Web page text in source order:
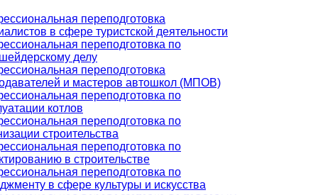
переподготовка
в сфере туристской деятельности
переподготовка по
делу
переподготовка
и мастеров автошкол (МПОВ)
переподготовка по
котлов
переподготовка по
строительства
переподготовка по
в строительстве
переподготовка по
в сфере культуры и искусства